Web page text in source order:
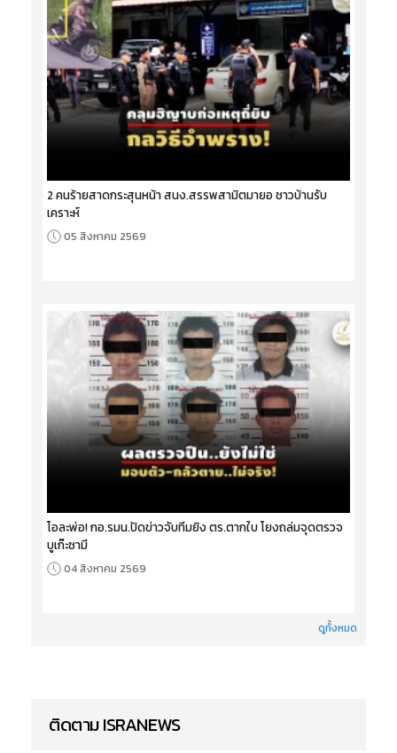
2 คนร้ายสาดกระสุนหน้า สนง.สรรพสามิตมายอ ชาวบ้านรับ
เคราะห์
05 สิงหาคม 2569
โอละพ่อ! กอ.รมน.ปัดข่าวจับทีมยิง ตร.ตากใบ โยงถล่มจุดตรวจ
บูเก๊ะซามี
04 สิงหาคม 2569
ดูทั้งหมด
ติดตาม ISRANEWS